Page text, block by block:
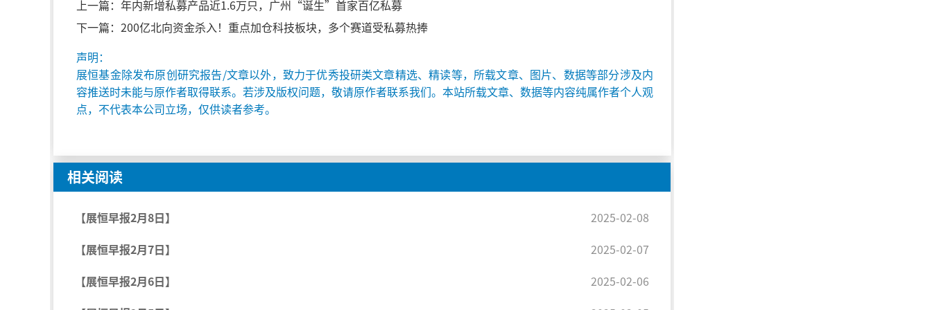
上一篇： 年内新增私募产品近1.6万只，广州“诞生”首家百亿私募
下一篇： 200亿北向资金杀入！重点加仓科技板块，多个赛道受私募热捧
声明：
展恒基金除发布原创研究报告/文章以外，致力于优秀投研类文章精选、精读等，所载文章、图片、数据等部分涉及内
容推送时未能与原作者取得联系。若涉及版权问题，敬请原作者联系我们。本站所载文章、数据等内容纯属作者个人观
点，不代表本公司立场，仅供读者参考。
相关阅读
【展恒早报2月8日】
2025-02-08
【展恒早报2月7日】
2025-02-07
【展恒早报2月6日】
2025-02-06